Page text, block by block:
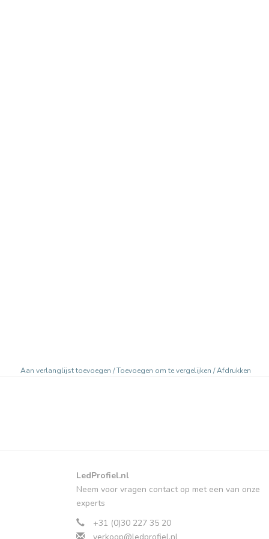
Aan verlanglijst toevoegen /Toevoegen om te vergelijken /Afdrukken
LedProfiel.nl
Neem voor vragen contact op met een van onze
experts
+31 (0)30 227 35 20
verkoop@ledprofiel.nl